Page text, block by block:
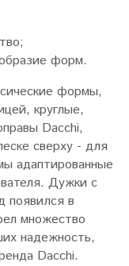
форм.
формы,
круглые,
Dacchi,
сверху - для
адаптированные
Дужки с
появился в
множество
надежность,
Dacchi.